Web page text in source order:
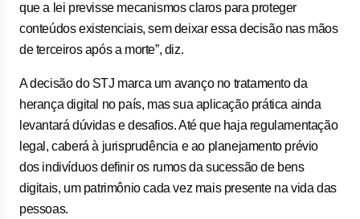
que a lei previsse mecanismos claros para proteger
conteúdos existenciais, sem deixar essa decisão nas mãos
de terceiros após a morte”, diz.
A decisão do STJ marca um avanço no tratamento da
herança digital no país, mas sua aplicação prática ainda
levantará dúvidas e desafios. Até que haja regulamentação
legal, caberá à jurisprudência e ao planejamento prévio
dos indivíduos definir os rumos da sucessão de bens
digitais, um patrimônio cada vez mais presente na vida das
pessoas.